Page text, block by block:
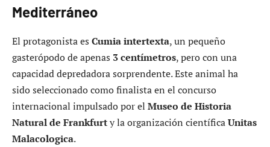
Mediterráneo
El protagonista es Cumia intertexta, un pequeño
gasterópodo de apenas 3 centímetros, pero con una
capacidad depredadora sorprendente. Este animal ha
sido seleccionado como finalista en el concurso
internacional impulsado por el Museo de Historia
Natural de Frankfurty la organización científicaUnitas
Malacologica.